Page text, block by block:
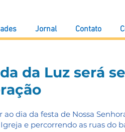
Jornal Contato
da Luz será
dia da festa de Nossa
e percorrendo as ruas do